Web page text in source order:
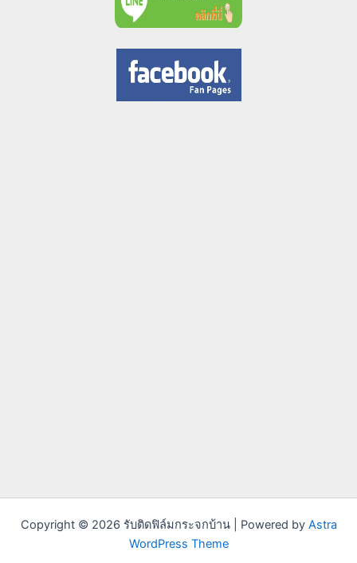
Copyright © 2026 รับติดฟิล์มกระจกบ้าน | Powered by Astra
WordPress Theme